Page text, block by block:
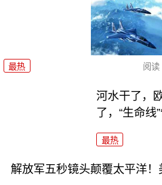
最热 阅读
河水干了，
了，“生命线
最热
解放军五秒镜头颠覆太平洋